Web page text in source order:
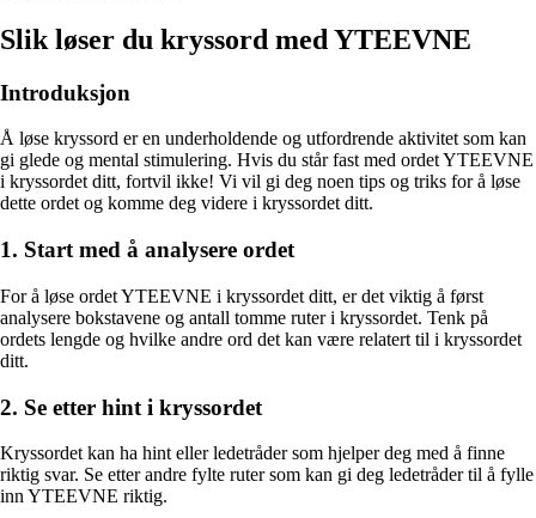
Slik løser du kryssord med YTEEVNE
Introduksjon
Å løse kryssord er en underholdende og utfordrende aktivitet som kan
gi glede og mental stimulering. Hvis du står fast med ordet YTEEVNE
i kryssordet ditt, fortvil ikke! Vi vil gi deg noen tips og triks for å løse
dette ordet og komme deg videre i kryssordet ditt.
1. Start med å analysere ordet
For å løse ordet YTEEVNE i kryssordet ditt, er det viktig å først
analysere bokstavene og antall tomme ruter i kryssordet. Tenk på
ordets lengde og hvilke andre ord det kan være relatert til i kryssordet
ditt.
2. Se etter hint i kryssordet
Kryssordet kan ha hint eller ledetråder som hjelper deg med å finne
riktig svar. Se etter andre fylte ruter som kan gi deg ledetråder til å fylle
inn YTEEVNE riktig.